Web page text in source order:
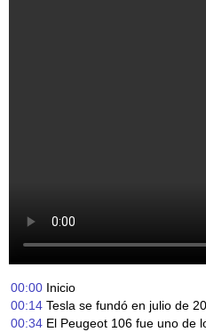
00:00 Inicio
00:14 Tesla se fundó en julio de
00:34 El Peugeot 106 fue uno de